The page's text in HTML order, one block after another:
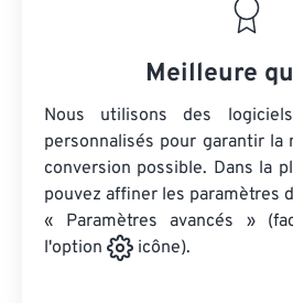
Meilleure
Nous utilisons des
personnalisés pour garantir la
conversion possible. Dans la
pouvez affiner les paramètres
« Paramètres avancés »
l'option
icône).